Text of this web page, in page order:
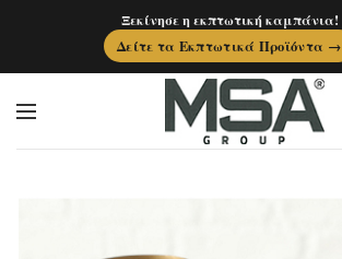
Ξεκίνησε η εκπτωτική καμπάνια!
Δείτε τα Εκπτωτικά Προϊόντα →